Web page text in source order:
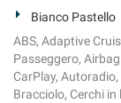
Bianco Pastello
ABS, Adaptive
Passeggero,
CarPlay,
Bracciolo, Cerchi